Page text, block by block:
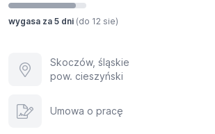
wygasa za 5 dni (do 12 sie)
Skoczów, śląskie
pow. cieszyński
Umowa o pracę